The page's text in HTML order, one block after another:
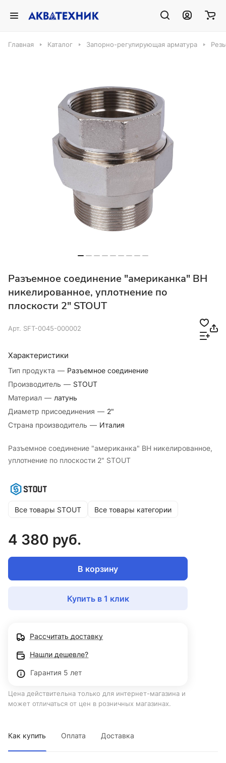
Главная Каталог Запорно-регулирующая арматура
Разъемное соединение "американка" ВН
никелированное, уплотнение по
плоскости 2" STOUT
Арт. SFT-0045-000002
Характеристики
Тип продукта — Разъемное соединение
Производитель — STOUT
Материал — латунь
Диаметр присоединения — 2"
Страна производитель — Италия
Разъемное соединение "американка" ВН никелированное,
уплотнение по плоскости 2" STOUT
Все товары STOUT Все товары категории
4 380 руб.
В корзину
Купить в 1 клик
Рассчитать доставку
Нашли дешевле?
Гарантия 5 лет
Цена действительна только для интернет-магазина и
может отличаться от цен в розничных магазинах.
Как купить Оплата Доставка